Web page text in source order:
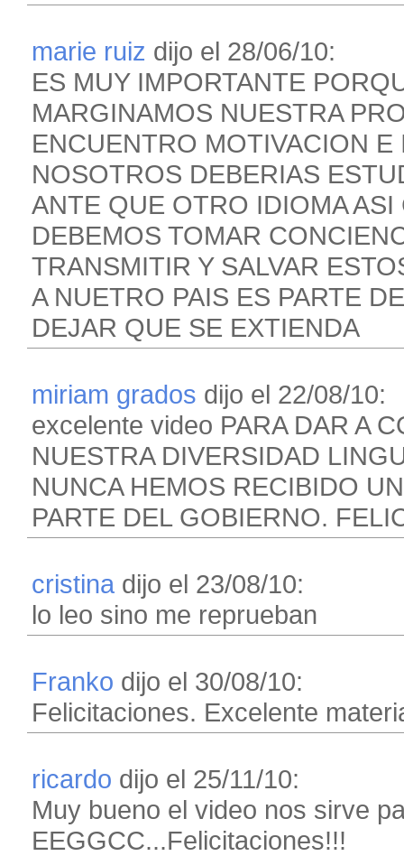
marie ruiz dijo el 28/06/10:
ES MUY IMPORTANTE
MARGINAMOS NUESTRA
ENCUENTRO MOTIVACION
NOSOTROS DEBERIAS
ANTE QUE OTRO IDIOMA
DEBEMOS TOMAR
TRANSMITIR Y SALVAR
A NUETRO PAIS ES PARTE
DEJAR QUE SE EXTIENDA
miriam grados dijo el 22/08/10:
excelente video PARA DAR A
NUESTRA DIVERSIDAD
NUNCA HEMOS RECIBIDO
PARTE DEL GOBIERNO.
cristina dijo el 23/08/10:
lo leo sino me reprueban
Franko dijo el 30/08/10:
Felicitaciones. Excelente
ricardo dijo el 25/11/10:
Muy bueno el video nos sirve
EEGGCC...Felicitaciones!!!